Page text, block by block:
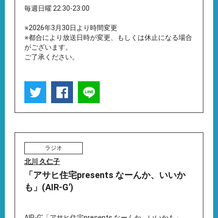
毎週日曜 22:30-23:00
※2026年3月30日より時間変更
※都合により放送日時が変更、もしくは休止になる場合
がございます。
ご了承ください。
ラジオ
北川 久仁子
「アサヒ住宅presents なーんか、いいか
も」(AIR-G')